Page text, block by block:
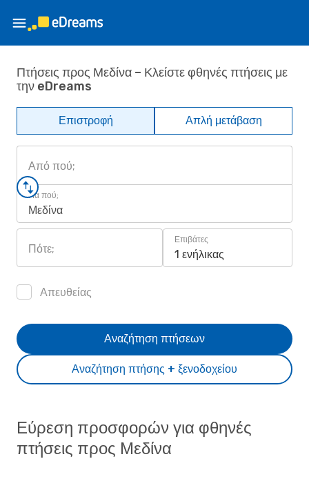
Πτήσεις προς Μεδίνα – Κλείστε φθηνές πτήσεις με
την eDreams
Επιστροφή Απλή μετάβαση
Από πού;
Για πού;
Μεδίνα
Πότε;
Επιβάτες
1 ενήλικας
Απευθείας
Αναζήτηση πτήσης + ξενοδοχείου
Αναζήτηση πτήσεων
Εύρεση προσφορών για φθηνές
πτήσεις προς Μεδίνα